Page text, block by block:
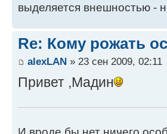
выделяется внешностью -
Re: Кому рожать
alexLAN » 23 сен 2009, 02:11
Привет ,Мадин